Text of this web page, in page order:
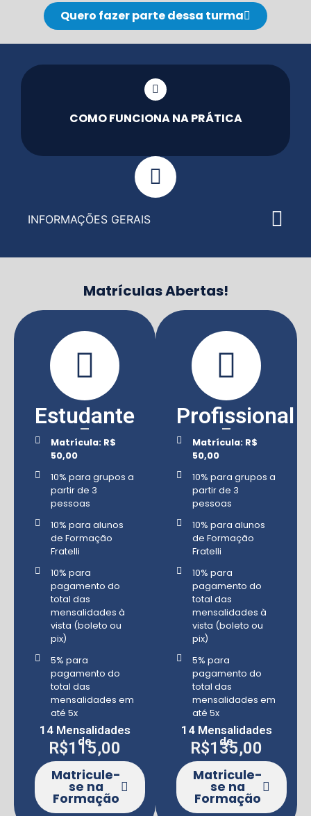
Quero fazer parte dessa turma
COMO FUNCIONA NA PRÁTICA
INFORMAÇÕES GERAIS
Matrículas Abertas!
Estudante
Matrícula: R$
50,00
10% para grupos a
partir de 3
pessoas
10% para alunos
de Formação
Fratelli
10% para
pagamento do
total das
mensalidades à
vista (boleto ou
pix)
5% para
pagamento do
total das
mensalidades em
até 5x
14 Mensalidades
de
R$115,00
Matricule-
se na
Formação
Profissional
Matrícula: R$
50,00
10% para grupos a
partir de 3
pessoas
10% para alunos
de Formação
Fratelli
10% para
pagamento do
total das
mensalidades à
vista (boleto ou
pix)
5% para
pagamento do
total das
mensalidades em
até 5x
14 Mensalidades
de
R$135,00
Matricule-
se na
Formação